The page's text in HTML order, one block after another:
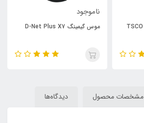
ناموجود
موس گیمینگ D-Net Plus X7
مشخصات محصول دیدگاه‌ها